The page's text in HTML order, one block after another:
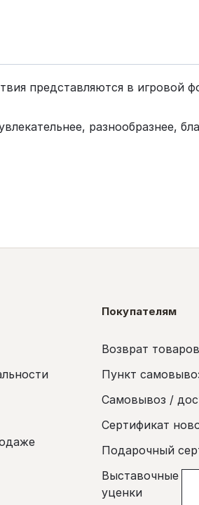
представляются в игровой
разнообразнее,
Покупателям
Возврат товаров
Пункт
Самовывоз /
Сертификат
Подарочный
Выставочные
уценки